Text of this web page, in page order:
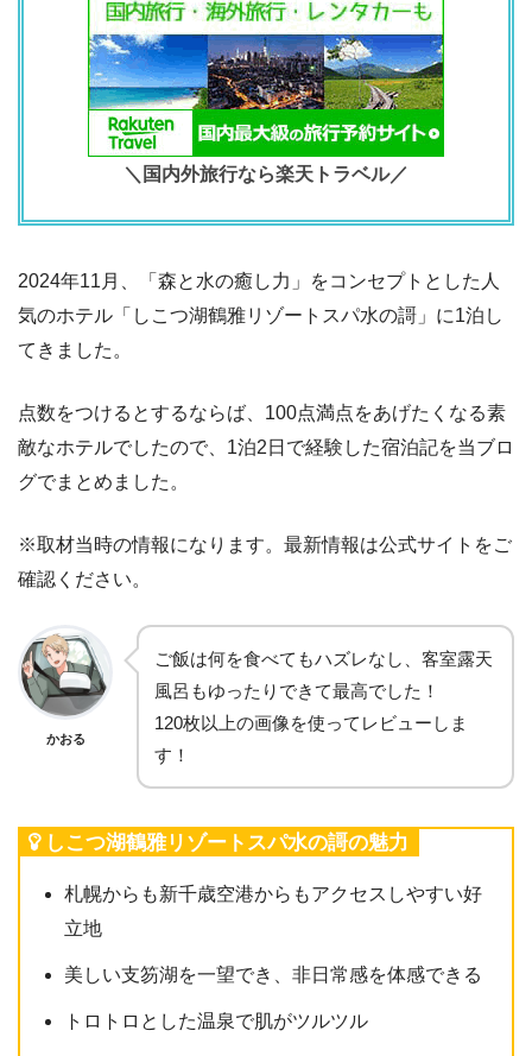
＼国内外旅行なら楽天トラベル／
2024年11月、「森と水の癒し力」をコンセプトとした人
気のホテル「しこつ湖鶴雅リゾートスパ水の謌」に1泊し
てきました。
点数をつけるとするならば、100点満点をあげたくなる素
敵なホテルでしたので、1泊2日で経験した宿泊記を当ブロ
グでまとめました。
※取材当時の情報になります。最新情報は公式サイトをご
確認ください。
かおる
ご飯は何を食べてもハズレなし、客室露天
風呂もゆったりできて最高でした！
120枚以上の画像を使ってレビューしま
す！
しこつ湖鶴雅リゾートスパ水の謌の魅力
札幌からも新千歳空港からもアクセスしやすい好
立地
美しい支笏湖を一望でき、非日常感を体感できる
トロトロとした温泉で肌がツルツル